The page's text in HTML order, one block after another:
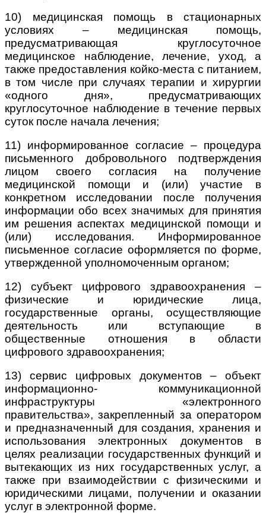
10) медицинская помощь в стационарных
условиях – медицинская помощь,
предусматривающая круглосуточное
медицинское наблюдение, лечение, уход, а
также предоставления койко-места с питанием,
в том числе при случаях терапии и хирургии
«одного дня», предусматривающих
круглосуточное наблюдение в течение первых
суток после начала лечения;
11) информированное согласие – процедура
письменного добровольного подтверждения
лицом своего согласия на получение
медицинской помощи и (или) участие в
конкретном исследовании после получения
информации обо всех значимых для принятия
им решения аспектах медицинской помощи и
(или) исследования. Информированное
письменное согласие оформляется по форме,
утвержденной уполномоченным органом;
12) субъект цифрового здравоохранения –
физические и юридические лица,
государственные органы, осуществляющие
деятельность или вступающие в
общественные отношения в области
цифрового здравоохранения;
13) сервис цифровых документов – объект
информационно- коммуникационной
инфраструктуры «электронного
правительства», закрепленный за оператором
и предназначенный для создания, хранения и
использования электронных документов в
целях реализации государственных функций и
вытекающих из них государственных услуг, а
также при взаимодействии с физическими и
юридическими лицами, получении и оказании
услуг в электронной форме.